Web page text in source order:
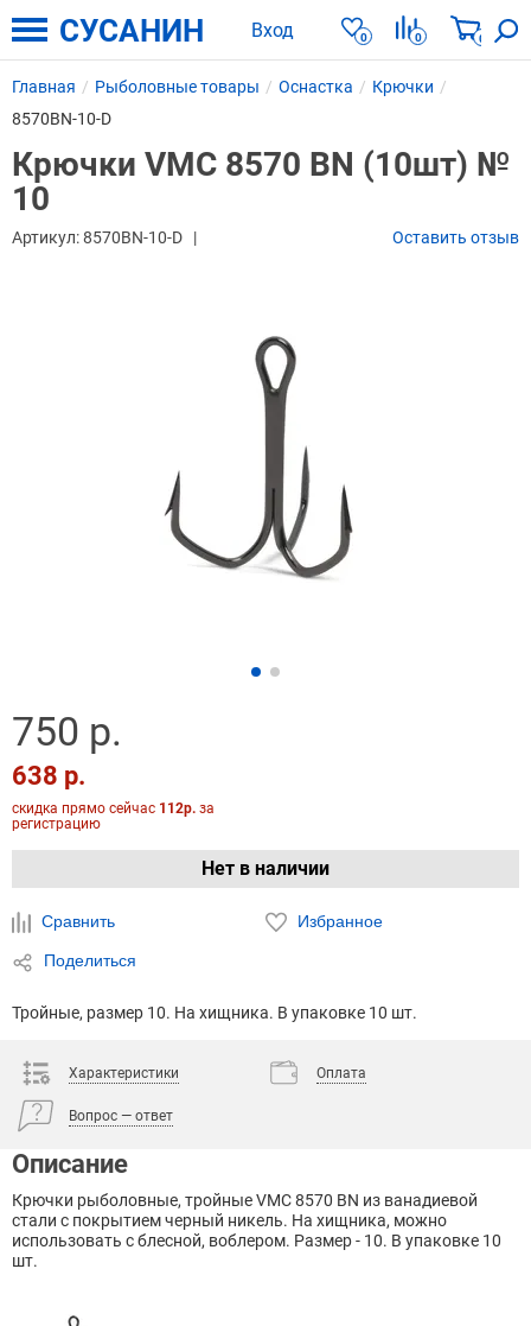
Вход 0 0 0
СУСАНИН
Главная Рыболовные товары Оснастка
Крючки
8570BN-10-D
Крючки VMC 8570 BN (10шт) №
10
Артикул:8570BN-10-D Оставить отзыв
750 р.
638 р.
скидка прямо сейчас 112р. за
регистрацию
Нет в наличии
Сравнить Избранное
Поделиться
Тройные, размер 10. На хищника. В упаковке 10 шт.
Характеристики Оплата
Вопрос — ответ
Описание
Крючки рыболовные, тройные VMC 8570 BN из ванадиевой
стали с покрытием черный никель. На хищника, можно
использовать с блесной, воблером. Размер - 10. В упаковке 10
шт.